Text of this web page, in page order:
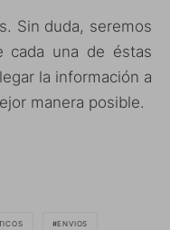
Sin duda, seremos
cada una de éstas
la información a
manera posible.
ENVIOS